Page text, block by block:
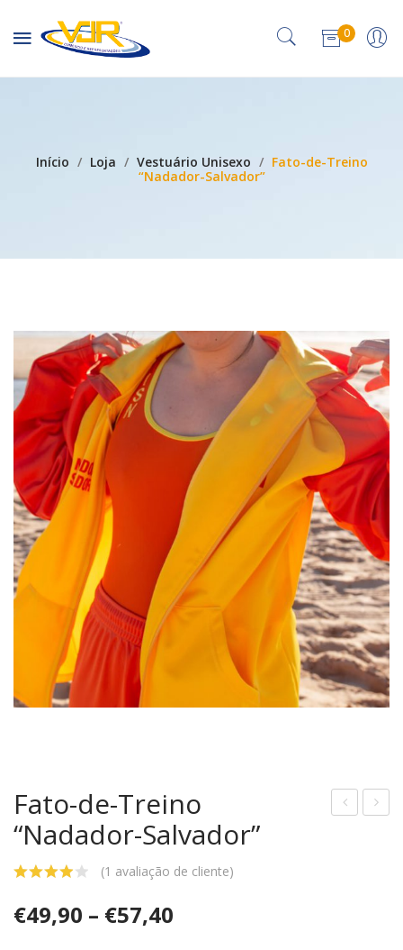
0
Nenhum produto no carrinho.
Início / Loja / Vestuário Unisexo / Fato-de-Treino
“Nadador-Salvador”
Fato-de-Treino
“Nadador-Salvador”
(1 avaliação de cliente)
€49,90 – €57,40